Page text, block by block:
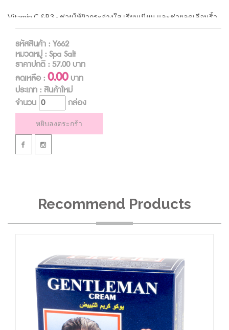
Vitamin C &B3 - ช่วยให้ผิวกระจ่างใส เรียบเนียน และช่วยลดเลือนริ้ว
รอยก่อนวัย
Walnut Scrub 100% จากธรรมชาติ ช่วยขัดผิวอย่างอ่นโยน
วิธีใช้ : เทเกลือจำนวนหนึ่งบนผิวที่เปียก แล้วขัดผิวให้ทั่วอย่างเบามือ ทิ้ง
ไว้ 3 นาทีแล้วล้างออกด้วยน้ำสะอาด ควรให้สัปดาห์ละ 1 ครั้ง เพื่อให้ผิว
สะอาดแลดูสดใสอยู่เสมอ
รหัสสินค้า : Y662
หมวดหมู่ : Spa Salt
ราคาปกติ : 57.00 บาท
ลดเหลือ : 0.00บาท
ประเภท : สินค้าใหม่
จำนวน
กล่อง
หยิบลงตระกร้า
Recommend Products